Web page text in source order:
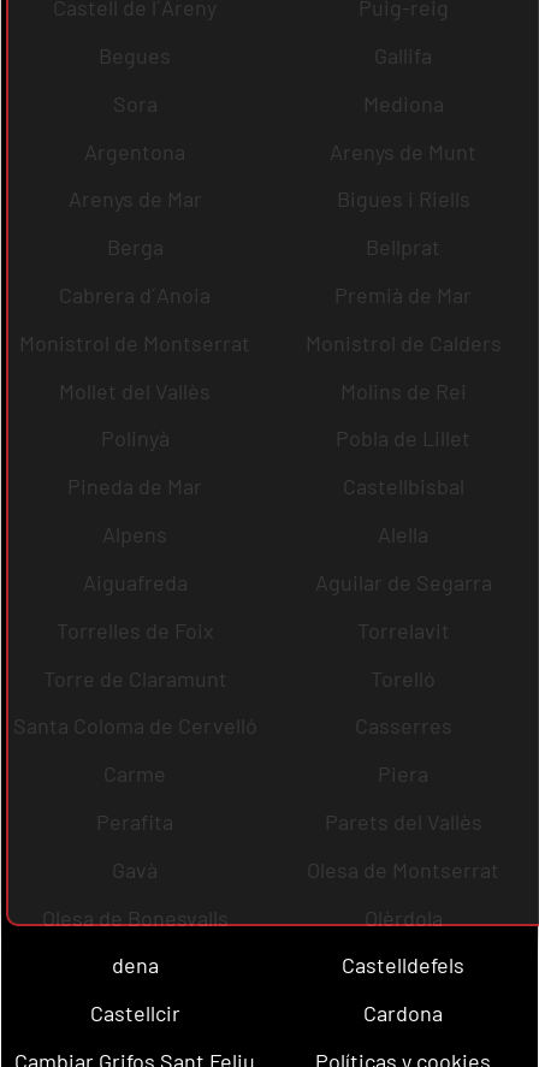
Castell de l´Areny
Puig-reig
Begues
Gallifa
Sora
Mediona
Argentona
Arenys de Munt
Arenys de Mar
Bigues i Riells
Berga
Bellprat
Cabrera d´Anoia
Premià de Mar
Monistrol de Montserrat
Monistrol de Calders
Mollet del Vallès
Molins de Rei
Polinyà
Pobla de Lillet
Pineda de Mar
Castellbisbal
Alpens
Alella
Aiguafreda
Aguilar de Segarra
Torrelles de Foix
Torrelavit
Torre de Claramunt
Torelló
Santa Coloma de Cervelló
Casserres
Carme
Piera
Perafita
Parets del Vallès
Gavà
Olesa de Montserrat
Olesa de Bonesvalls
Olèrdola
dena
Castelldefels
Castellcir
Cardona
Cambiar Grifos Sant Feliu
Políticas y cookies